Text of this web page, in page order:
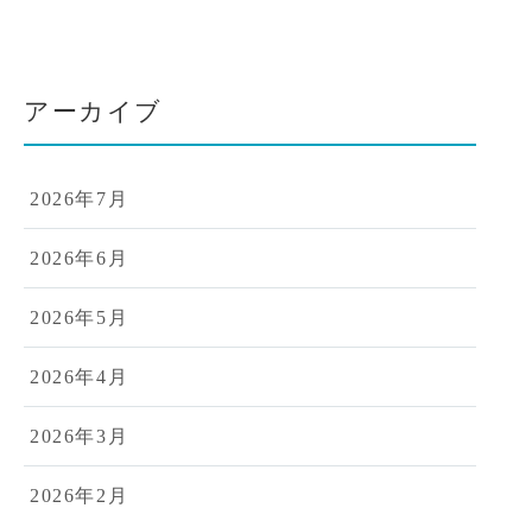
アーカイブ
2026年7月
2026年6月
2026年5月
2026年4月
2026年3月
2026年2月